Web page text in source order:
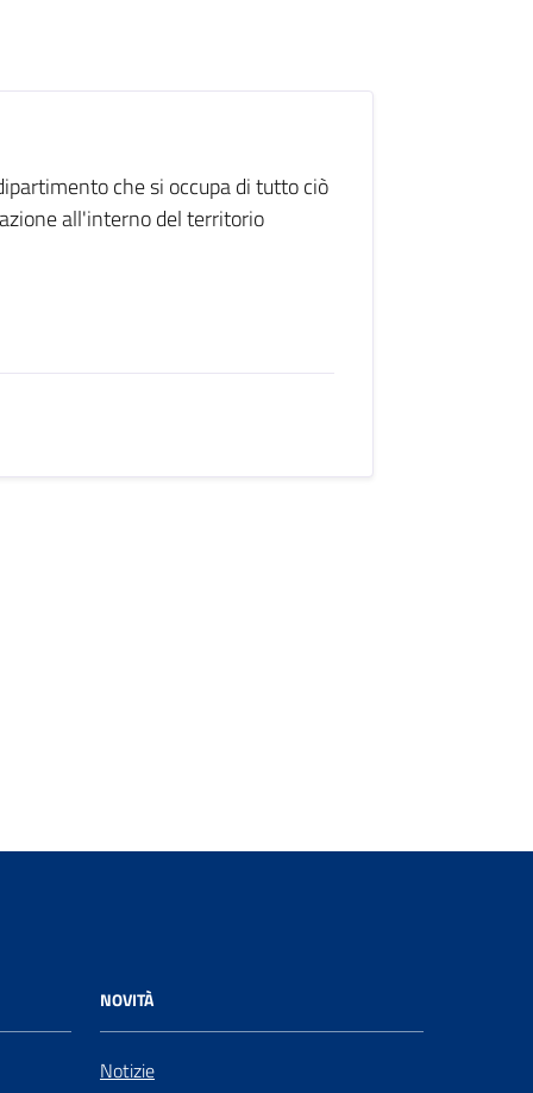
che si occupa di tutto ciò
all'interno del territorio
NOVITÀ
Notizie